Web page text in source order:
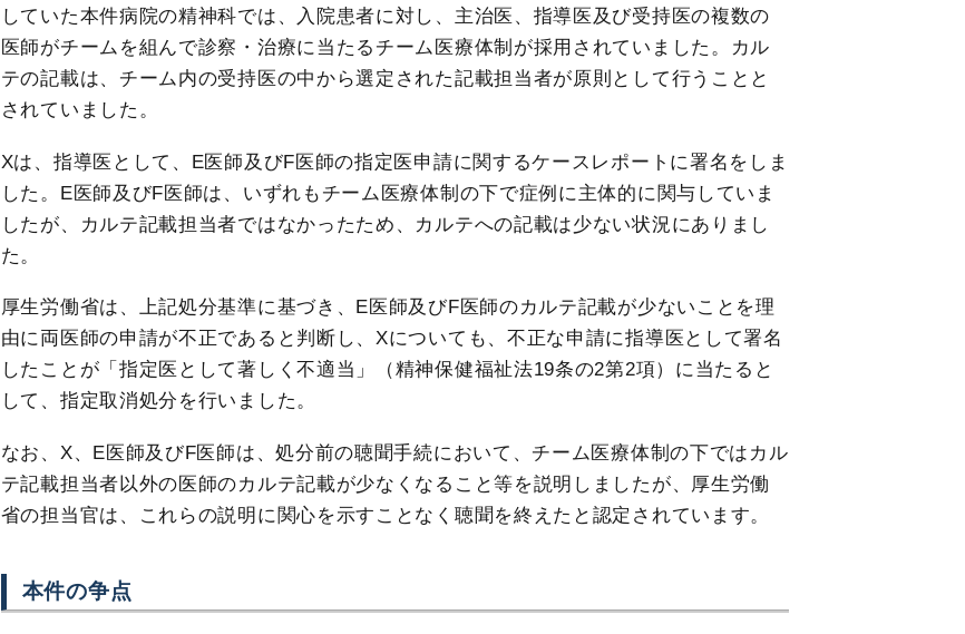
していた本件病院の精神科では、入院患者に対し、主治医、指導医及び受持医の複数の
医師がチームを組んで診察・治療に当たるチーム医療体制が採用されていました。カル
テの記載は、チーム内の受持医の中から選定された記載担当者が原則として行うことと
されていました。
Xは、指導医として、E医師及びF医師の指定医申請に関するケースレポートに署名をしま
した。E医師及びF医師は、いずれもチーム医療体制の下で症例に主体的に関与していま
したが、カルテ記載担当者ではなかったため、カルテへの記載は少ない状況にありまし
た。
厚生労働省は、上記処分基準に基づき、E医師及びF医師のカルテ記載が少ないことを理
由に両医師の申請が不正であると判断し、Xについても、不正な申請に指導医として署名
したことが「指定医として著しく不適当」（精神保健福祉法19条の2第2項）に当たると
して、指定取消処分を行いました。
なお、X、E医師及びF医師は、処分前の聴聞手続において、チーム医療体制の下ではカル
テ記載担当者以外の医師のカルテ記載が少なくなること等を説明しましたが、厚生労働
省の担当官は、これらの説明に関心を示すことなく聴聞を終えたと認定されています。
本件の争点